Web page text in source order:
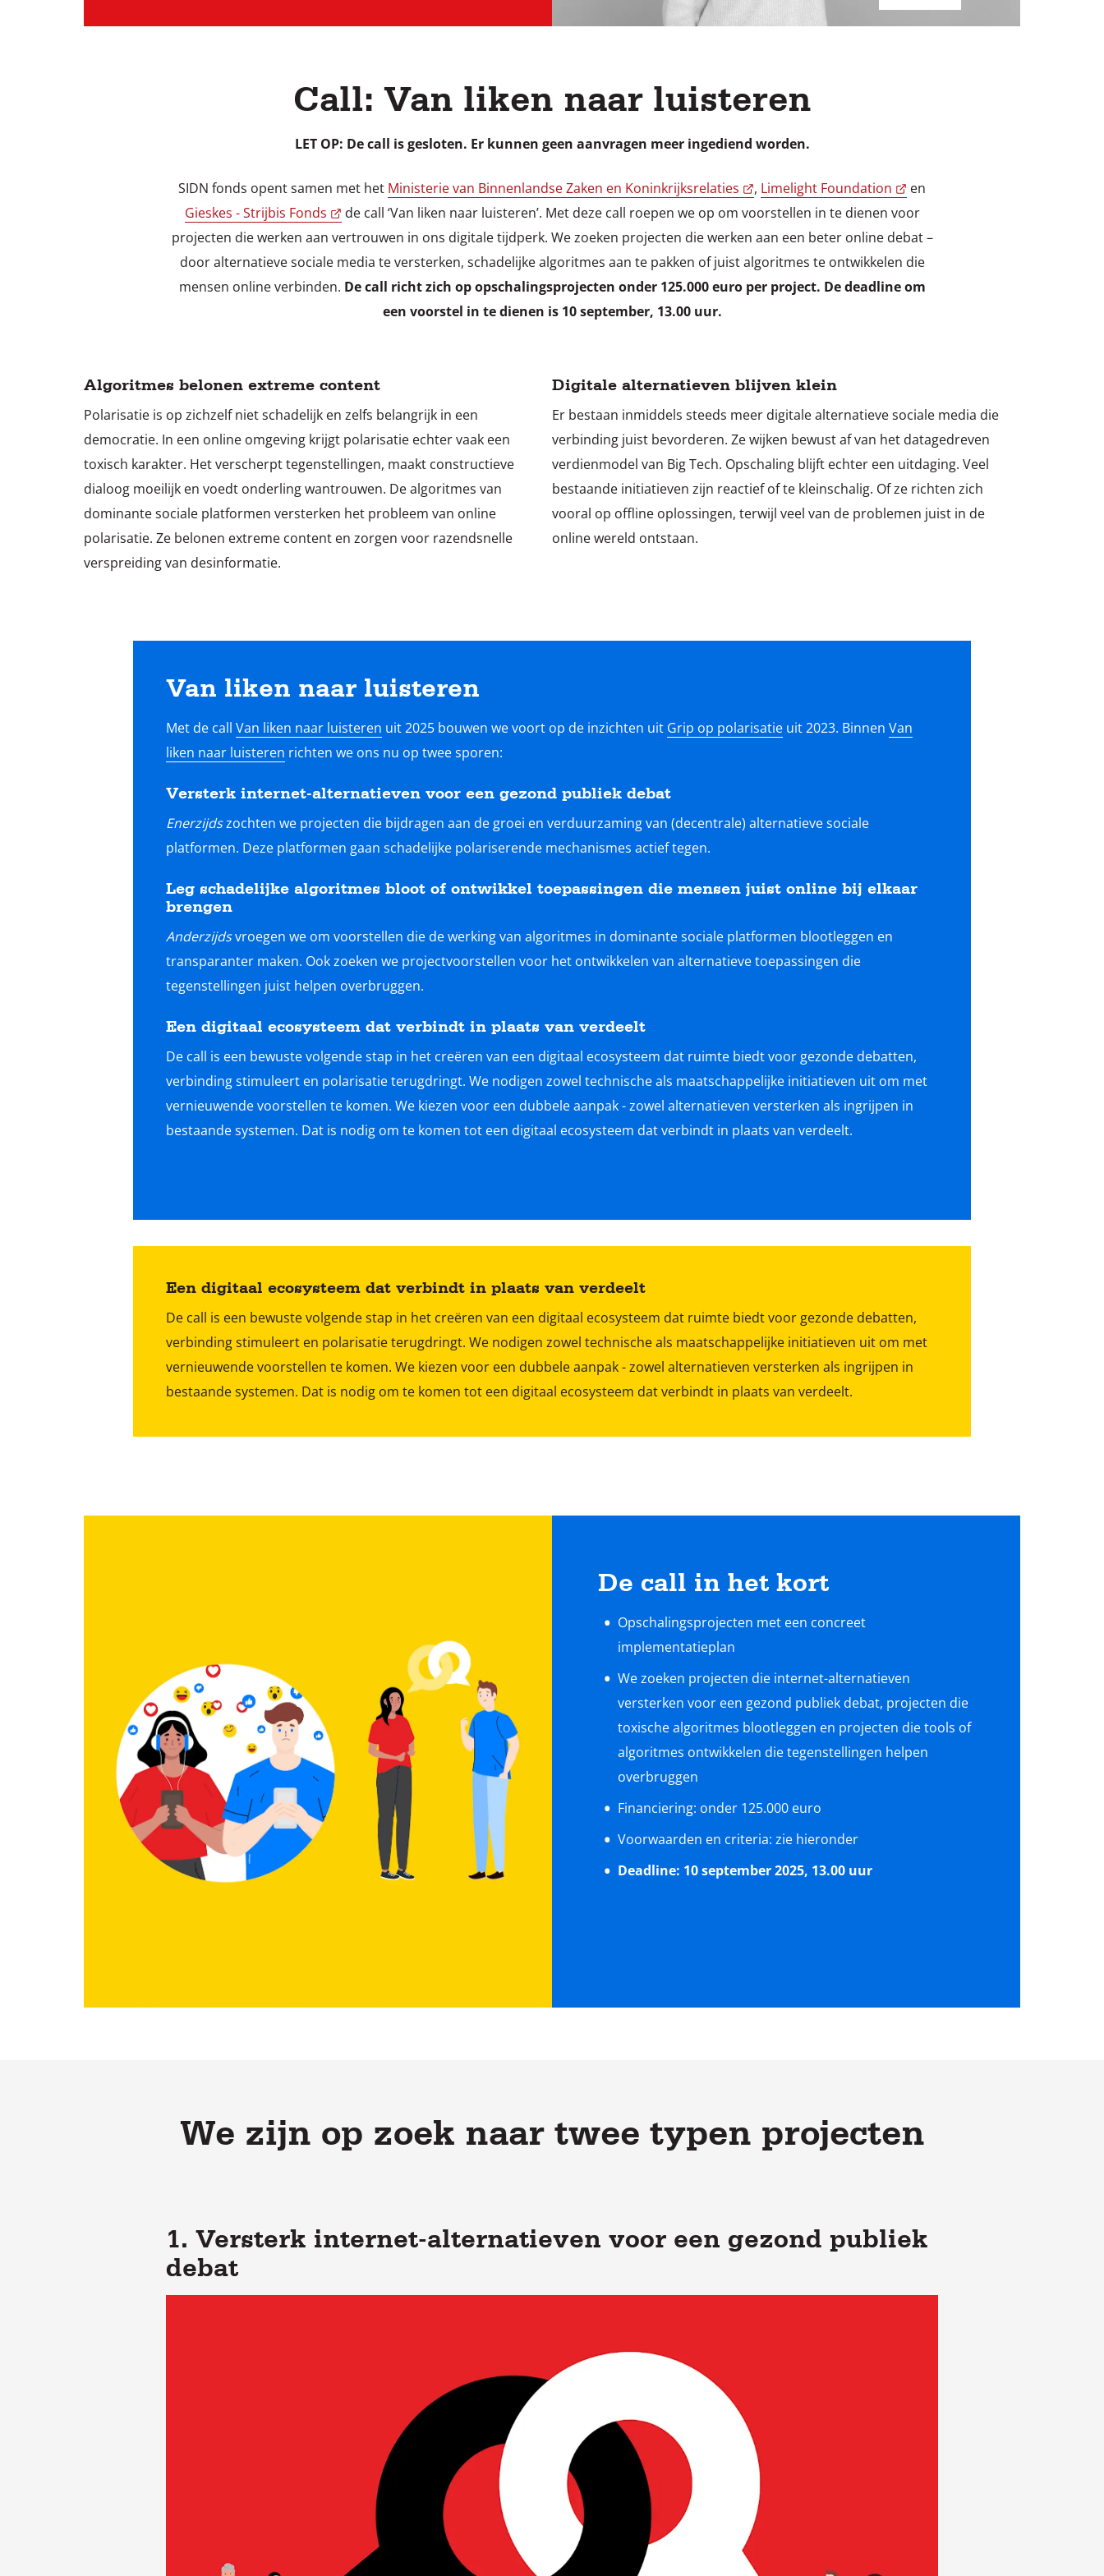
Call: Van liken naar luisteren
LET OP: De call is gesloten. Er kunnen geen aanvragen meer ingediend worden.
SIDN fonds opent samen met het Ministerie van Binnenlandse Zaken en Koninkrijksrelaties , Limelight Foundation
en
Gieskes - Strijbis Fonds
de call ‘Van liken naar luisteren’. Met deze call roepen we op om voorstellen in te dienen voor
projecten die werken aan vertrouwen in ons digitale tijdperk. We zoeken projecten die werken aan een beter online debat –
door alternatieve sociale media te versterken, schadelijke algoritmes aan te pakken of juist algoritmes te ontwikkelen die
mensen online verbinden. De call richt zich op opschalingsprojecten onder 125.000 euro per project. De deadline om
een voorstel in te dienen is 10 september, 13.00 uur.
Algoritmes belonen extreme content
Polarisatie is op zichzelf niet schadelijk en zelfs belangrijk in een
democratie. In een online omgeving krijgt polarisatie echter vaak een
toxisch karakter. Het verscherpt tegenstellingen, maakt constructieve
dialoog moeilijk en voedt onderling wantrouwen. De algoritmes van
dominante sociale platformen versterken het probleem van online
polarisatie. Ze belonen extreme content en zorgen voor razendsnelle
verspreiding van desinformatie.
Digitale alternatieven blijven klein
Er bestaan inmiddels steeds meer digitale alternatieve sociale media die
verbinding juist bevorderen. Ze wijken bewust af van het datagedreven
verdienmodel van Big Tech. Opschaling blijft echter een uitdaging. Veel
bestaande initiatieven zijn reactief of te kleinschalig. Of ze richten zich
vooral op offline oplossingen, terwijl veel van de problemen juist in de
online wereld ontstaan.
Van liken naar luisteren
Met de call Van liken naar luisteren uit 2025 bouwen we voort op de inzichten uit Grip op polarisatie uit 2023. Binnen Van
liken naar luisteren richten we ons nu op twee sporen:
Versterk internet-alternatieven voor een gezond publiek debat
Enerzijdszochten we projecten die bijdragen aan de groei en verduurzaming van (decentrale) alternatieve sociale
platformen. Deze platformen gaan schadelijke polariserende mechanismes actief tegen.
Leg schadelijke algoritmes bloot of ontwikkel toepassingen die mensen juist online bij elkaar
brengen
Anderzijdsvroegen we om voorstellen die de werking van algoritmes in dominante sociale platformen blootleggen en
transparanter maken. Ook zoeken we projectvoorstellen voor het ontwikkelen van alternatieve toepassingen die
tegenstellingen juist helpen overbruggen.
Een digitaal ecosysteem dat verbindt in plaats van verdeelt
De call is een bewuste volgende stap in het creëren van een digitaal ecosysteem dat ruimte biedt voor gezonde debatten,
verbinding stimuleert en polarisatie terugdringt. We nodigen zowel technische als maatschappelijke initiatieven uit om met
vernieuwende voorstellen te komen. We kiezen voor een dubbele aanpak - zowel alternatieven versterken als ingrijpen in
bestaande systemen. Dat is nodig om te komen tot een digitaal ecosysteem dat verbindt in plaats van verdeelt.
Een digitaal ecosysteem dat verbindt in plaats van verdeelt
De call is een bewuste volgende stap in het creëren van een digitaal ecosysteem dat ruimte biedt voor gezonde debatten,
verbinding stimuleert en polarisatie terugdringt. We nodigen zowel technische als maatschappelijke initiatieven uit om met
vernieuwende voorstellen te komen. We kiezen voor een dubbele aanpak - zowel alternatieven versterken als ingrijpen in
bestaande systemen. Dat is nodig om te komen tot een digitaal ecosysteem dat verbindt in plaats van verdeelt.
De call in het kort
Opschalingsprojecten met een concreet
implementatieplan
We zoeken projecten die internet-alternatieven
versterken voor een gezond publiek debat, projecten die
toxische algoritmes blootleggen en projecten die tools of
algoritmes ontwikkelen die tegenstellingen helpen
overbruggen
Financiering: onder 125.000 euro
Voorwaarden en criteria: zie hieronder
Deadline: 10 september 2025, 13.00 uur
We zijn op zoek naar twee typen projecten
1. Versterk internet-alternatieven voor een gezond publiek
debat